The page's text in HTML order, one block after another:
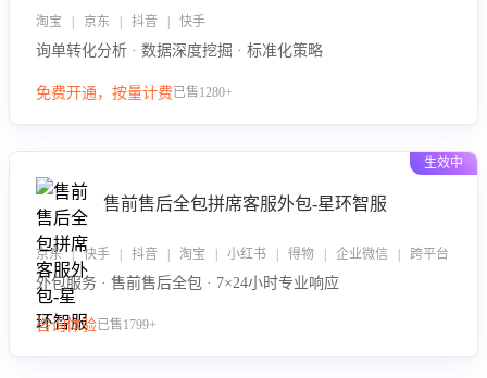
淘宝 | 京东 | 抖音 | 快手
询单转化分析 · 数据深度挖掘 · 标准化策略
免费开通，按量计费已售1280+
生效中
售前售后全包拼席客服外包-星环智服
京东 | 快手 | 抖音 | 淘宝 | 小红书 | 得物 | 企业微信 | 跨平台
外包服务 · 售前售后全包 · 7×24小时专业响应
咨询体验已售1799+